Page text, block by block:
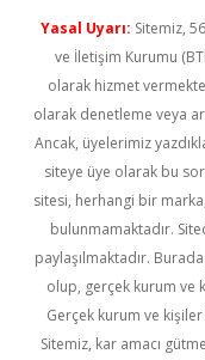
Yasal Uyarı: Sitemiz,
ve İletişim Kurumu
olarak hizmet
olarak denetleme veya
Ancak, üyelerimiz
siteye üye olarak bu
sitesi, herhangi bir
bulunmamaktadır.
paylaşılmaktadır.
olup, gerçek kurum ve
Gerçek kurum ve
Sitemiz, kar amacı